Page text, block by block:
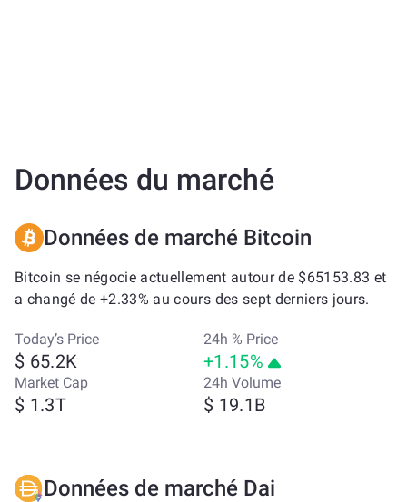
Données du marché
Données de marché Bitcoin
Bitcoin se négocie actuellement autour de $65153.83 et
a changé de +2.33% au cours des sept derniers jours.
Today’s Price
$ 65.2K
24h % Price
+1.15%
Market Cap
$ 1.3T
24h Volume
$ 19.1B
Données de marché Dai